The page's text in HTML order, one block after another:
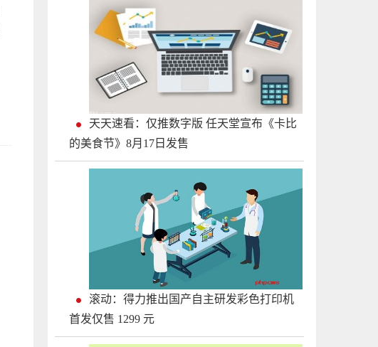
天天速看：仅推数字版 任天堂宣布《卡比
的美食节》8月17日发售
滚动：得力推出国产自主研发彩色打印机
首发仅售 1299 元